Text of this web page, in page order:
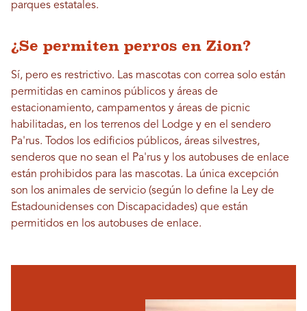
parques estatales.
¿Se permiten perros en Zion?
Sí, pero es restrictivo. Las mascotas con correa solo están
permitidas en caminos públicos y áreas de
estacionamiento, campamentos y áreas de picnic
habilitadas, en los terrenos del Lodge y en el sendero
Pa'rus. ​​Todos los edificios públicos, áreas silvestres,
senderos que no sean el Pa'rus y los autobuses de enlace
están prohibidos para las mascotas. La única excepción
son los animales de servicio (según lo define la Ley de
Estadounidenses con Discapacidades) que están
permitidos en los autobuses de enlace.